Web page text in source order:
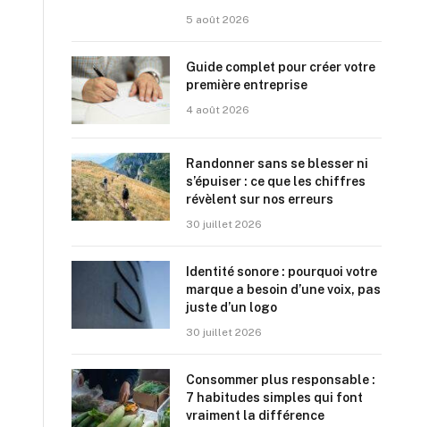
5 août 2026
Guide complet pour créer votre
première entreprise
4 août 2026
Randonner sans se blesser ni
s’épuiser : ce que les chiffres
révèlent sur nos erreurs
30 juillet 2026
Identité sonore : pourquoi votre
marque a besoin d’une voix, pas
juste d’un logo
30 juillet 2026
Consommer plus responsable :
7 habitudes simples qui font
vraiment la différence